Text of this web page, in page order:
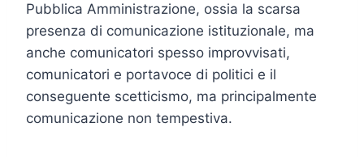
Pubblica Amministrazione, ossia la scarsa
presenza di comunicazione istituzionale, ma
anche comunicatori spesso improvvisati,
comunicatori e portavoce di politici e il
conseguente scetticismo, ma principalmente
comunicazione non tempestiva.